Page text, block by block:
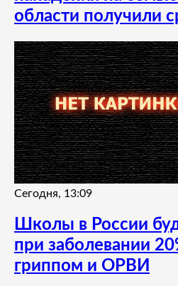
области получили
Сегодня, 13:09
Школы в России
при заболевании
гриппом и ОРВИ